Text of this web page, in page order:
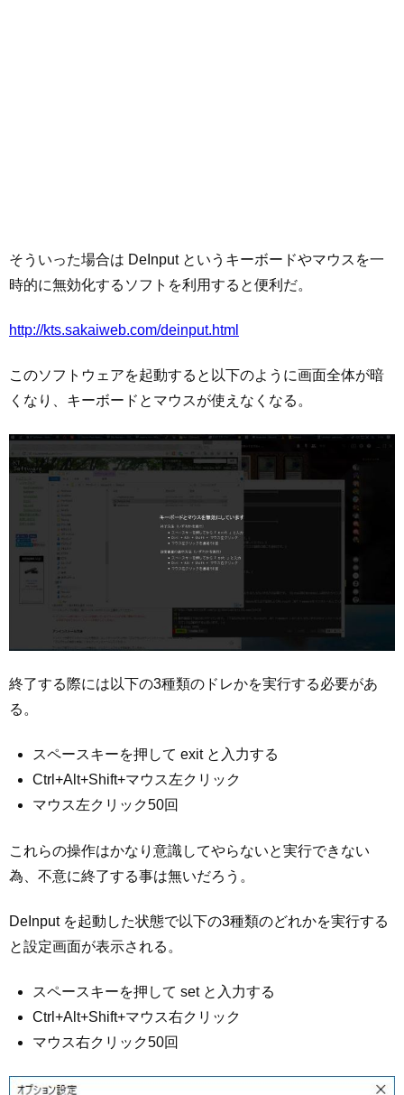
そういった場合は DeInput というキーボードやマウスを一
時的に無効化するソフトを利用すると便利だ。
http://kts.sakaiweb.com/deinput.html
このソフトウェアを起動すると以下のように画面全体が暗
くなり、キーボードとマウスが使えなくなる。
終了する際には以下の3種類のドレかを実行する必要があ
る。
スペースキーを押して exit と入力する
Ctrl+Alt+Shift+マウス左クリック
マウス左クリック50回
これらの操作はかなり意識してやらないと実行できない
為、不意に終了する事は無いだろう。
DeInput を起動した状態で以下の3種類のどれかを実行する
と設定画面が表示される。
スペースキーを押して set と入力する
Ctrl+Alt+Shift+マウス右クリック
マウス右クリック50回